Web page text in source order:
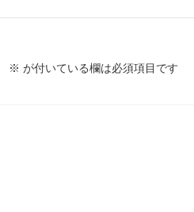
※ が付いている欄は必須項目です